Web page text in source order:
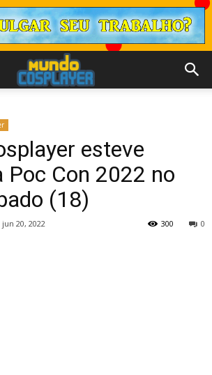
esteve
Poc Con 2022 no
(18)
jun 20, 2022 0
300